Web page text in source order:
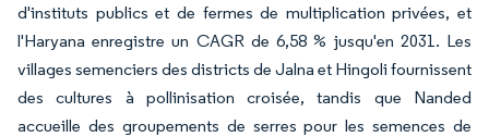
d'instituts publics et de fermes de multiplication privées, et
l'Haryana enregistre un CAGR de 6,58 % jusqu'en 2031. Les
villages semenciers des districts de Jalna et Hingoli fournissent
des cultures à pollinisation croisée, tandis que Nanded
accueille des groupements de serres pour les semences de